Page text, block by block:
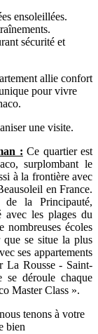
ensoleillées.
sécurité et
allie confort
pour vivre
une visite.
: Ce quartier est
surplombant le
à la frontière avec
en France.
la Principauté,
avec les plages du
nombreuses écoles
que se situe la plus
ses appartements
La Rousse - Saint-
se déroule chaque
Master Class ».
tenons à votre
bien